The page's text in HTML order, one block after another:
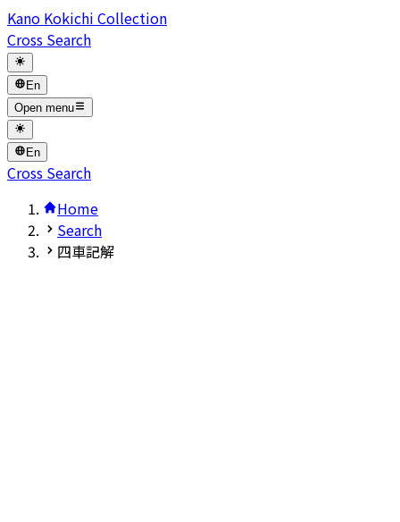
Kano Kokichi Collection
Cross Search
En
Open menu
En
Cross Search
Home
Search
四車記解